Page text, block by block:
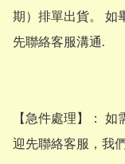
期）排單出貨。 如
先聯絡客服溝通.
【​急件處理】：
迎先聯絡客服，我